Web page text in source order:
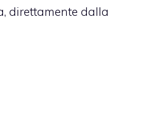
direttamente dalla